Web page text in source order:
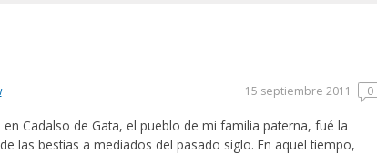
15 septiembre 2011 0
Cadalso de Gata, el pueblo de mi familia paterna, fué la
las bestias a mediados del pasado siglo. En aquel tiempo,